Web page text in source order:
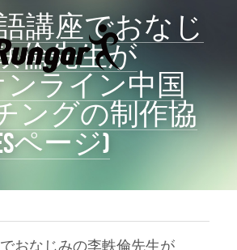
語講座でおなじ
倫先生が
ンライン中国
ングの制作協
ページ)
おなじみの李軼倫先生が